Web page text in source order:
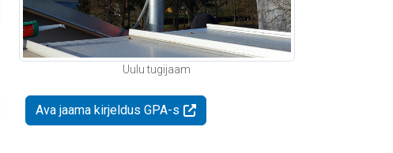
Uulu tugijaam
Ava jaama kirjeldus GPA-s